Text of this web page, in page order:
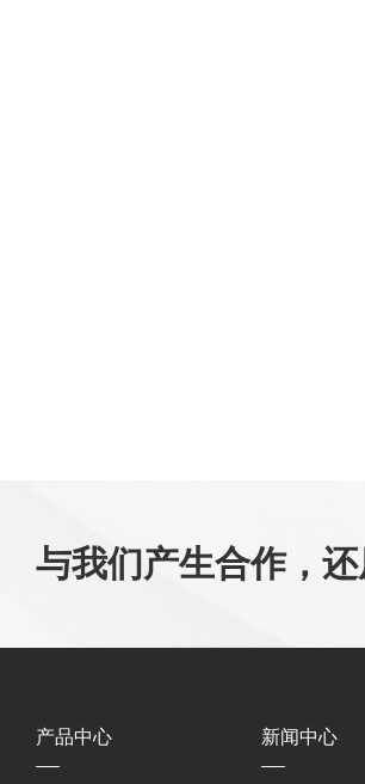
与我们产生合作，
产品中心 新闻中心